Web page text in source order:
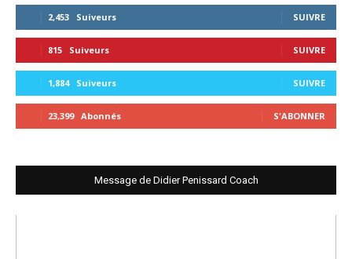
2,453 Suiveurs SUIVRE
815 Suiveurs SUIVRE
1,884 Suiveurs SUIVRE
23,399 Abonnés S'ABONNER
Message de Didier Penissard Coach